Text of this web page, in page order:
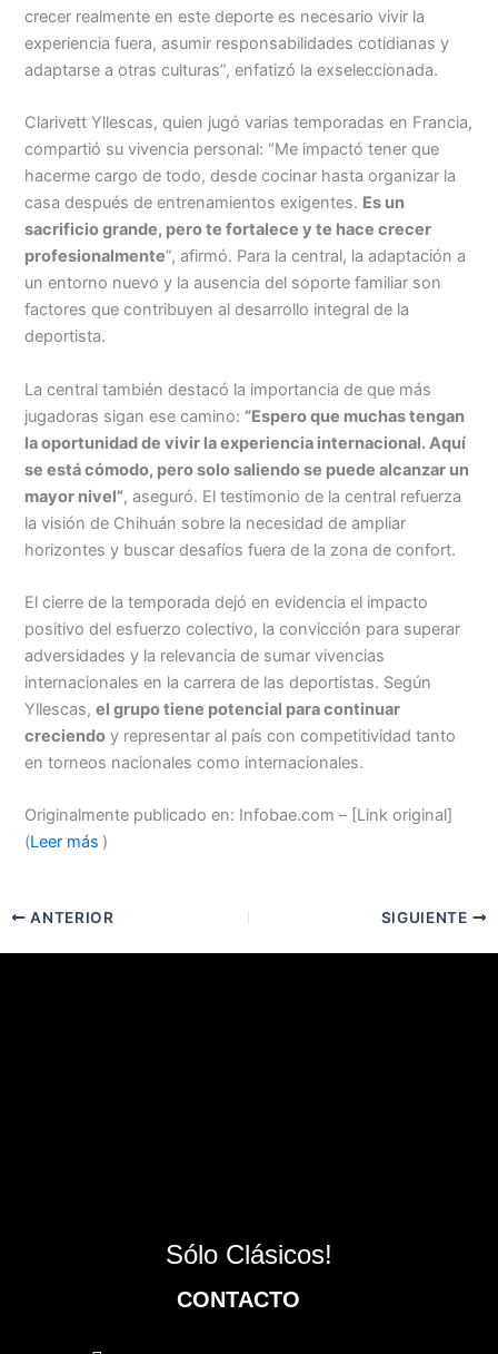
crecer realmente en este deporte es necesario vivir la
experiencia fuera, asumir responsabilidades cotidianas y
adaptarse a otras culturas”, enfatizó la exseleccionada.
Clarivett Yllescas, quien jugó varias temporadas en Francia,
compartió su vivencia personal: “Me impactó tener que
hacerme cargo de todo, desde cocinar hasta organizar la
casa después de entrenamientos exigentes. Es un
sacrificio grande, pero te fortalece y te hace crecer
profesionalmente”, afirmó. Para la central, la adaptación a
un entorno nuevo y la ausencia del soporte familiar son
factores que contribuyen al desarrollo integral de la
deportista.
La central también destacó la importancia de que más
jugadoras sigan ese camino: “Espero que muchas tengan
la oportunidad de vivir la experiencia internacional. Aquí
se está cómodo, pero solo saliendo se puede alcanzar un
mayor nivel”, aseguró. El testimonio de la central refuerza
la visión de Chihuán sobre la necesidad de ampliar
horizontes y buscar desafíos fuera de la zona de confort.
El cierre de la temporada dejó en evidencia el impacto
positivo del esfuerzo colectivo, la convicción para superar
adversidades y la relevancia de sumar vivencias
internacionales en la carrera de las deportistas. Según
Yllescas,el grupo tiene potencial para continuar
creciendo y representar al país con competitividad tanto
en torneos nacionales como internacionales.
Originalmente publicado en: Infobae.com – [Link original]
(Leer más )
ANTERIOR SIGUIENTE
Sólo Clásicos!
CONTACTO